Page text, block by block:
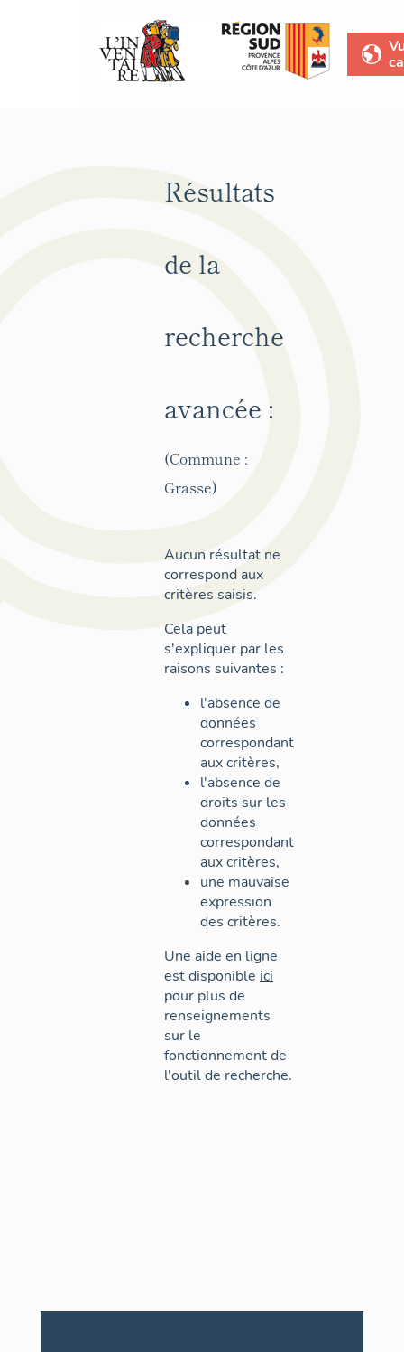
Résultats
de la
recherche
avancée :
(Commune :
Grasse)
Aucun résultat ne
correspond aux
critères saisis.
Cela peut
s'expliquer par les
raisons suivantes :
l'absence de
données
correspondant
aux critères,
l'absence de
droits sur les
données
correspondant
aux critères,
une mauvaise
expression
des critères.
Une aide en ligne
est disponible ici
pour plus de
renseignements
sur le
fonctionnement de
l'outil de recherche.